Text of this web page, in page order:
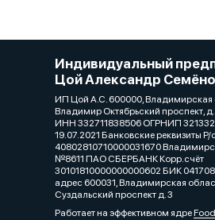
Индивидуальный
Цой Александр
ИП Цой А.С. 600000, Владимирская
Владимир Октябрьский проспект,
ИНН 332711838506 ОГРНИП
19.07.2021 Банковские реквизиты Р/с
40802810710000031670
№8611 ПАО СБЕРБАНК Корр.счёт
30101810000000000602 БИК
адрес 600031, Владимирская
Суздальский проспект д. 3
Работает на эффективном ядре